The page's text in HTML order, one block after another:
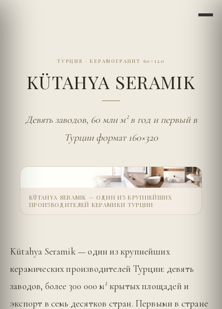
ТУРЦИЯ · КЕРАМОГРАНИТ 60×120
KÜTAHYA SERAMIK
Девять заводов, 60 млн м² в год и первый в
Турции формат 160×320
KÜTAHYA SERAMIK — ОДИН ИЗ КРУПНЕЙШИХ
ПРОИЗВОДИТЕЛЕЙ КЕРАМИКИ ТУРЦИИ
Kütahya Seramik — один из крупнейших
керамических производителей Турции: девять
заводов, более 300 000 м² крытых площадей и
экспорт в семь десятков стран. Первыми в стране